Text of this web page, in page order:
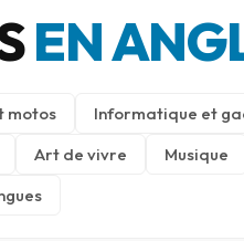
EN
motos Informatique et
Art de vivre Musique